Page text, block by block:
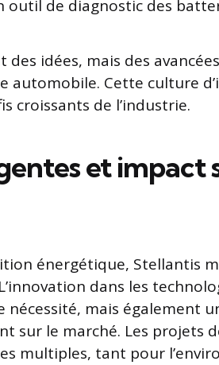
outil de diagnostic des
idées, mais des
automobile. Cette culture
croissants de l’industrie.
et impact
énergétique, Stellantis
dans les
nécessité, mais également
sur le marché. Les projets
multiples, tant pour